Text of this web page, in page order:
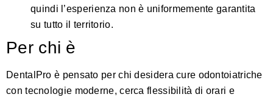
quindi l’esperienza non è uniformemente garantita
su tutto il territorio.
Per chi è
DentalPro è pensato per chi desidera cure odontoiatriche
con tecnologie moderne, cerca flessibilità di orari e